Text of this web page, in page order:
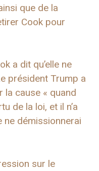
que de la
Cook pour
a dit qu’elle ne
président Trump a
la cause « quand
de la loi, et il n’a
ne démissionnerai
sur le